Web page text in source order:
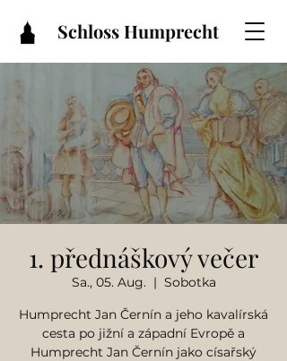
Schloss Humprecht
1. přednáškový večer
Sa., 05. Aug.
  |
Sobotka
Humprecht Jan Černín a jeho kavalírská
cesta po jižní a západní Evropě a
Humprecht Jan Černín jako císařský